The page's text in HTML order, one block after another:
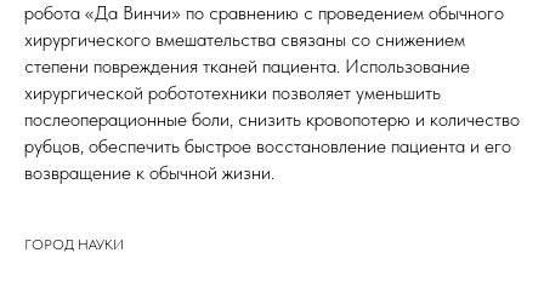
робота «Да Винчи» по сравнению с проведением обычного
хирургического вмешательства связаны со снижением
степени повреждения тканей пациента. Использование
хирургической робототехники позволяет уменьшить
послеоперационные боли, снизить кровопотерю и количество
рубцов, обеспечить быстрое восстановление пациента и его
возвращение к обычной жизни.
ГОРОД НАУКИ